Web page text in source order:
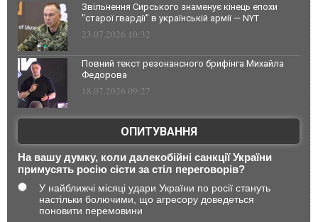
Звільнення Сирського знаменує кінець епохи
"старої гвардії" в українській армії — NYT
23.07.2026 10:32
Повний текст резонансного брифінга Михайла
Федорова
18.07.2026 09:27
ОПИТУВАННЯ
На вашу думку, коли далекобійні санкції України
примусять росію сісти за стіл переговорів?
У найближчі місяці удари України по росії стануть
настільки болючими, що агресору доведеться
поновити перемовини